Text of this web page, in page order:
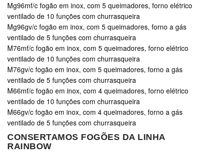
Mg96mf/c fogão em inox, com 5 queimadores, forno elétrico
ventilado de 10 funções com churrasqueira
Mg96gv/c fogão em inox, com 5 queimadores, forno a gás
ventilado de 5 funções com churrasqueira
M76mf/c fogão em inox, com 5 queimadores, forno elétrico
ventilado de 10 funções com churrasqueira
M76gv/c fogão em inox, com 5 queimadores, forno a gás
ventilado de 5 funções com churrasqueira
M66mf/c fogão em inox, com 4 queimadores, forno elétrico
ventilado de 10 funções com churrasqueira
M66gv/c fogão em inox, com 4 queimadores, forno a gás
ventilado de 5 funções com churrasqueira
CONSERTAMOS FOGÕES DA LINHA
RAINBOW